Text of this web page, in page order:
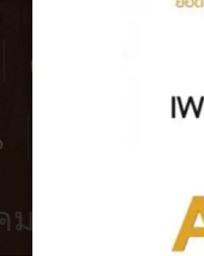
คาเฟ่
ม พ.ศ. 2561